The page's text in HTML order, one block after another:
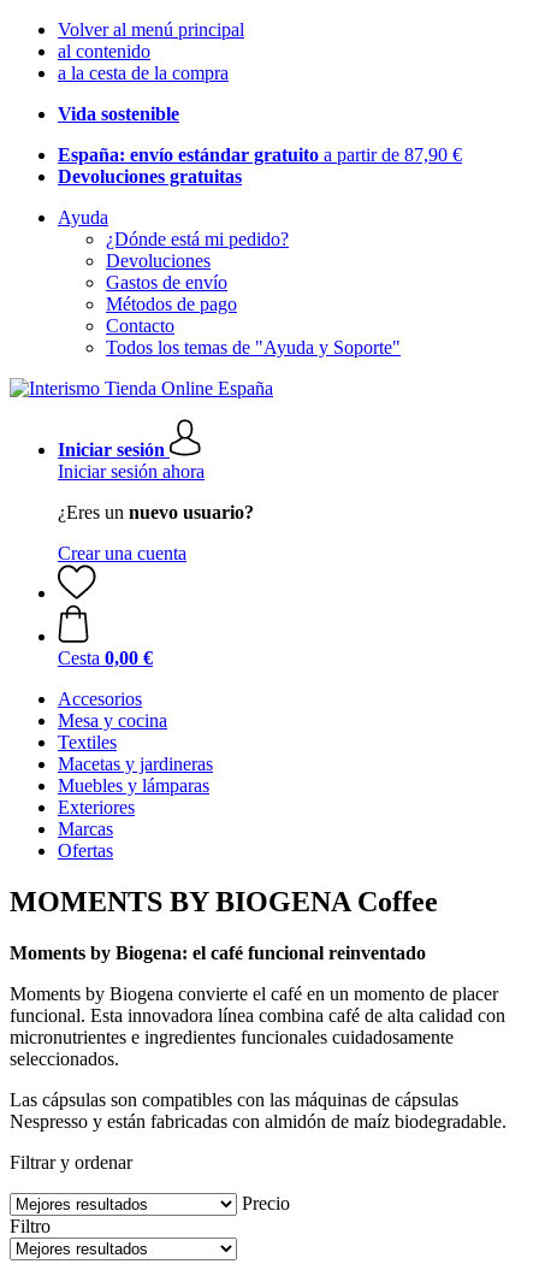
Volver al menú principal
al contenido
a la cesta de la compra
Vida sostenible
España: envío estándar gratuito a partir de 87,90 €
Devoluciones gratuitas
Ayuda
¿Dónde está mi pedido?
Devoluciones
Gastos de envío
Métodos de pago
Contacto
Todos los temas de "Ayuda y Soporte"
Iniciar sesión
Iniciar sesión ahora
¿Eres un nuevo usuario?
Crear una cuenta
Cesta 0,00 €
Accesorios
Mesa y cocina
Textiles
Macetas y jardineras
Muebles y lámparas
Exteriores
Marcas
Ofertas
MOMENTS BY BIOGENA Coffee
Moments by Biogena: el café funcional reinventado
Moments by Biogena convierte el café en un momento de placer
funcional. Esta innovadora línea combina café de alta calidad con
micronutrientes e ingredientes funcionales cuidadosamente
seleccionados.
Las cápsulas son compatibles con las máquinas de cápsulas
Nespresso y están fabricadas con almidón de maíz biodegradable.
Filtrar y ordenar
Precio
Filtro